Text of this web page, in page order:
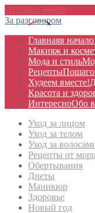
За разговором
Главнаяв
Макияж и
Мода и стиль
Рецепты
Худеем вместе!
Красота и
ИнтересноОбо
Уход за лицом
Уход за телом
Уход за
Рецепты от
Обертывания
Диеты
Маникюр
Здоровье
Новый год